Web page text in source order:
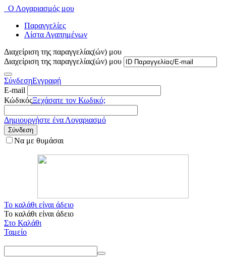
Ο Λογαριασμός μου
Παραγγελίες
Λίστα Αγαπημένων
Διαχείριση της παραγγελίας(ών) μου
Διαχείριση της παραγγελίας(ών) μου
ΣύνδεσηΕγγραφή
E-mail
ΚώδικόςΞεχάσατε τον Κωδικό;
Δημιουργήστε ένα Λογαριασμό
Σύνδεση
Να με θυμάσαι
Το καλάθι είναι άδειο
Το καλάθι είναι άδειο
Στο Καλάθι
Ταμείο